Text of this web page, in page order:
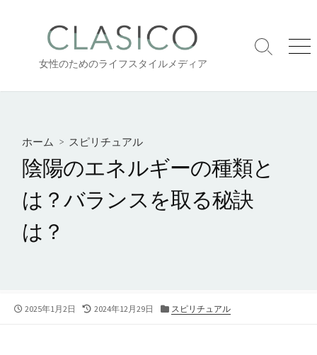
女性のためのライフスタイルメディア
検
り
メ
ー
ホーム > スピリチュアル
陰陽のエネルギーの種類と
は？バランスを取る秘訣
は？
公
2025年1月2日
最
2024年12月29日
カ
スピリチュアル